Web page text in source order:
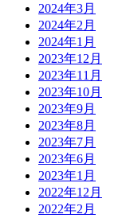
2024年3月
2024年2月
2024年1月
2023年12月
2023年11月
2023年10月
2023年9月
2023年8月
2023年7月
2023年6月
2023年1月
2022年12月
2022年2月